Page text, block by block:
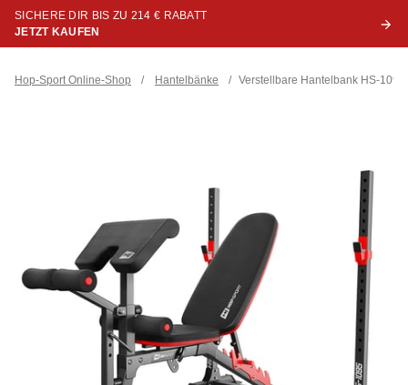
SICHERE DIR BIS ZU 214 € RABATT
JETZT KAUFEN
Hop-Sport Online-Shop / Hantelbänke / Verstellbare Hantelbank HS-